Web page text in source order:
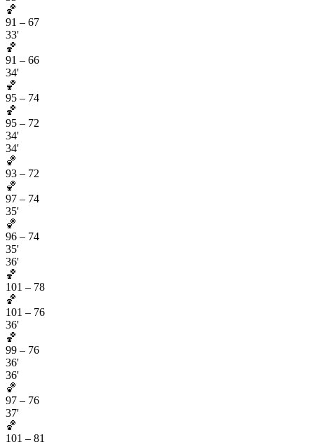
🏀
91 – 67
33'
🏀
91 – 66
34'
🏀
95 – 74
🏀
95 – 72
34'
34'
🏀
93 – 72
🏀
97 – 74
35'
🏀
96 – 74
35'
36'
🏀
101 – 78
🏀
101 – 76
36'
🏀
99 – 76
36'
36'
🏀
97 – 76
37'
🏀
101 – 81